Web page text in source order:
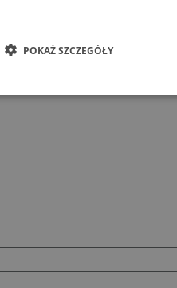
POKAŻ SZCZEGÓŁY